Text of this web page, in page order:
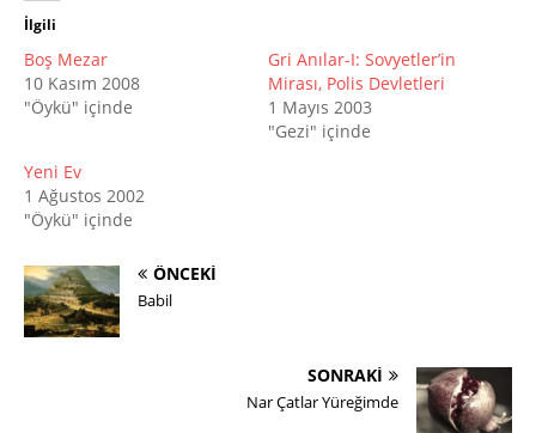
İlgili
Boş Mezar
10 Kasım 2008
"Öykü" içinde
Gri Anılar-I: Sovyetler’in
Mirası, Polis Devletleri
1 Mayıs 2003
"Gezi" içinde
Yeni Ev
1 Ağustos 2002
"Öykü" içinde
ÖNCEKI
Babil
SONRAKI
Nar Çatlar Yüreğimde